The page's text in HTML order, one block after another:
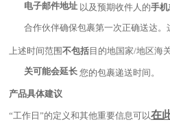
电子邮件地址 以及预期收件人的手
合作伙伴确保包裹第一次正确送达
上述时间范围不包括目的地国家/地区海
关可能会延长 您的包裹递送时间。
产品具体建议
“工作日”的定义和其他重要信息可以在